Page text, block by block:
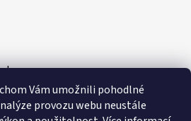
Vám umožnili pohodlné
provozu webu neustále